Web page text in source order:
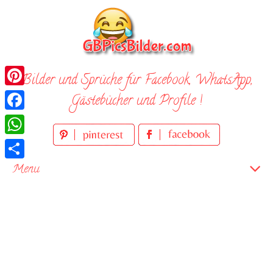
Bilder und Sprüche für Facebook, WhatsApp,
Gästebücher und Profile !
Menu
Pinterest
Facebook
WhatsApp
Teilen